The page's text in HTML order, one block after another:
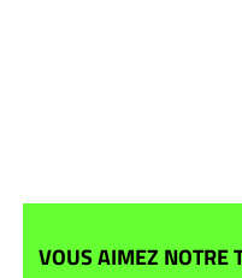
VOUS AIMEZ NOTRE